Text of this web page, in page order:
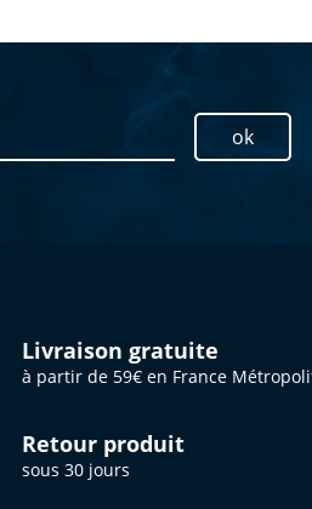
ok
Livraison gratuite
à partir de 59€ en France
Retour produit
sous 30 jours